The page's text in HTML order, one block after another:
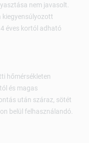
nem javasolt.
kiegyensúlyozott
éves kortól adható
hőmérsékleten
és magas
után száraz, sötét
belül felhasználandó.